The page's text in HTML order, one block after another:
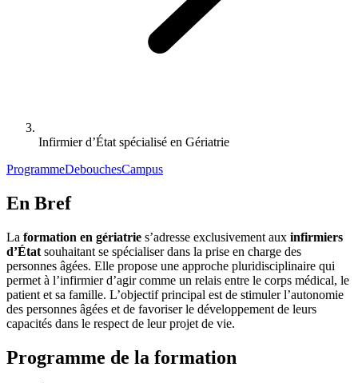
Infirmier d’État spécialisé en Gériatrie
ProgrammeDebouchesCampus
En Bref
La formation en gériatrie s’adresse exclusivement aux infirmiers
d’État souhaitant se spécialiser dans la prise en charge des
personnes âgées. Elle propose une approche pluridisciplinaire qui
permet à l’infirmier d’agir comme un relais entre le corps médical, le
patient et sa famille. L’objectif principal est de stimuler l’autonomie
des personnes âgées et de favoriser le développement de leurs
capacités dans le respect de leur projet de vie.
Programme de la formation